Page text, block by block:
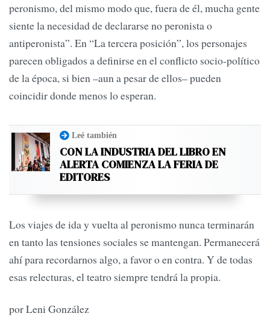
peronismo, del mismo modo que, fuera de él, mucha gente
siente la necesidad de declararse no peronista o
antiperonista”. En “La tercera posición”, los personajes
parecen obligados a definirse en el conflicto socio-político
de la época, si bien –aun a pesar de ellos– pueden
coincidir donde menos lo esperan.
Leé también
CON LA INDUSTRIA DEL LIBRO EN
ALERTA COMIENZA LA FERIA DE
EDITORES
Los viajes de ida y vuelta al peronismo nunca terminarán
en tanto las tensiones sociales se mantengan. Permanecerá
ahí para recordarnos algo, a favor o en contra. Y de todas
esas relecturas, el teatro siempre tendrá la propia.
por Leni González